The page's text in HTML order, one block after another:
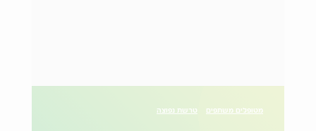
מטופלים משתפים טרשת נפוצה